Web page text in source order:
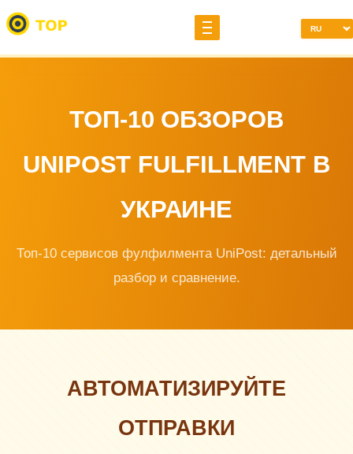
ТОП-10 ОБЗОРОВ
UNIPOST FULFILLMENT В
УКРАИНЕ
Топ-10 сервисов фулфилмента UniPost: детальный
разбор и сравнение.
АВТОМАТИЗИРУЙТЕ
ОТПРАВКИ